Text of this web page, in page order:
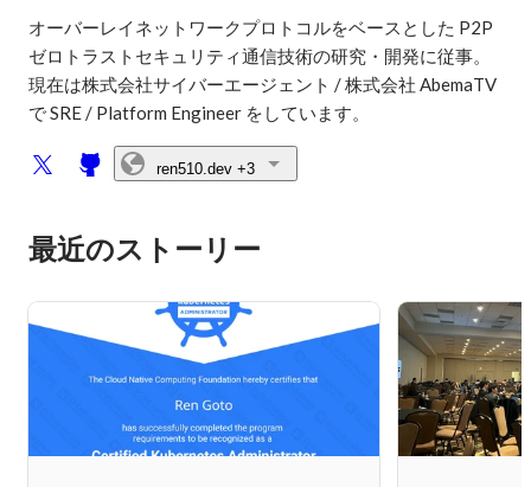
オーバーレイネットワークプロトコルをベースとした P2P
ゼロトラストセキュリティ通信技術の研究・開発に従事。
現在は株式会社サイバーエージェント / 株式会社 AbemaTV
で SRE / Platform Engineer をしています。
ren510.dev +3
最近のストーリー